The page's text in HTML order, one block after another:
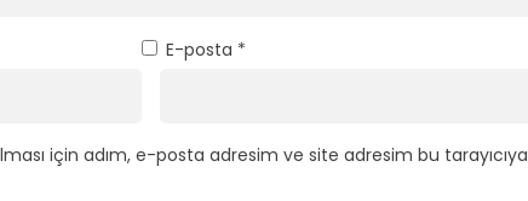
E-posta *
için adım, e-posta adresim ve site adresim bu tarayıcıya